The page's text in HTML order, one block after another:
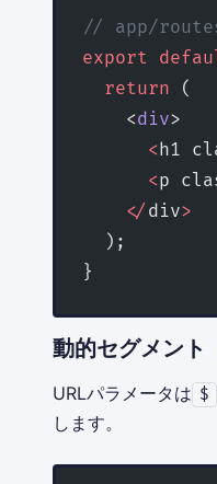
// app/
export
  return
(
    <
div>
      <
h1
      <
p
    </
div>
  );
}
動的セグメント
URLパラメータは $
します。